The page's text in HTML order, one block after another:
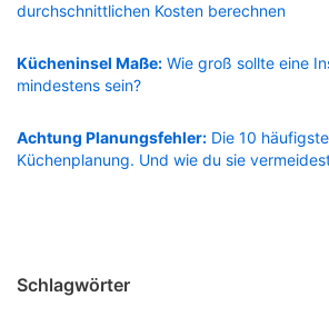
durchschnittlichen Kosten berechnen
Kücheninsel Maße: Wie groß sollte eine
mindestens sein?
Achtung Planungsfehler: Die 10
Küchenplanung. Und wie du sie
Schlagwörter